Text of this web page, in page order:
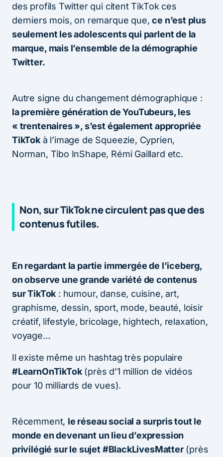
des profils Twitter qui citent TikTok ces
derniers mois, on remarque que,ce n’est plus
seulement les adolescents qui parlent de la
marque, mais l’ensemble de la démographie
Twitter.
Autre signe du changement démographique :
la première génération de YouTubeurs, les
« trentenaires », s’est également appropriée
TikTokà l’image de Squeezie, Cyprien,
Norman, Tibo InShape, Rémi Gaillard etc.
Non, sur TikTok ne circulent pas que des
contenus futiles.
En regardant la partie immergée de l’iceberg,
on observe une grande variété de contenus
sur TikTok : humour, danse, cuisine, art,
graphisme, dessin, sport, mode, beauté, loisir
créatif, lifestyle, bricolage, hightech, relaxation,
voyage…
Il existe même un hashtag très populaire
#LearnOnTikTok(près d’1 million de vidéos
pour 10 milliards de vues).
Récemment, le réseau social a surpris tout le
monde en devenant un lieu d’expression
privilégié sur le sujet #BlackLivesMatter(près